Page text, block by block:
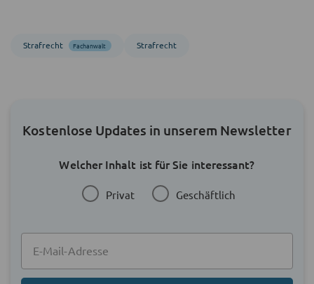
Strafrecht Fachanwalt Strafrecht
Kostenlose Updates in unserem Newsletter
Welcher Inhalt ist für Sie interessant?
Privat Geschäftlich